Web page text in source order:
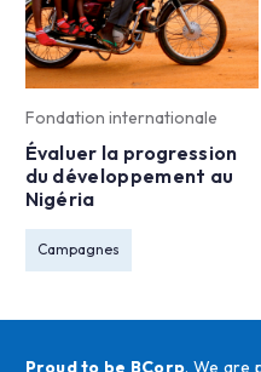
Fondation internationale
Évaluer la progression
du développement au
Nigéria
Campagnes
Proud to be BCorp. We are